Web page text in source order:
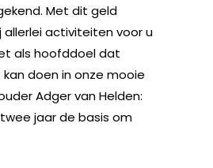
Met dit geld
allerlei activiteiten voor u
als hoofddoel dat
doen in onze mooie
Adger van Helden:
twee jaar de basis om